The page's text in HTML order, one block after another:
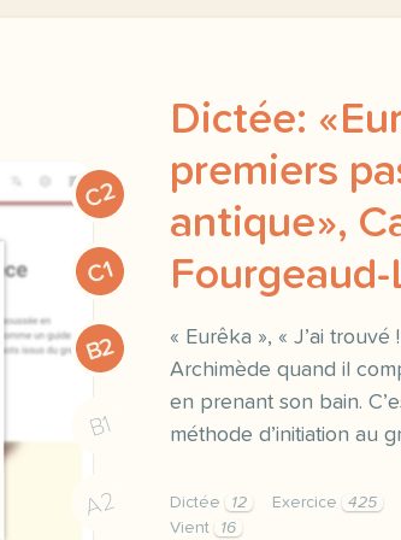
C2
C1
B2
B1
A2
Dictée:
premiers
antique»,
« Eurêka », « J’ai trouvé
Archimède quand il
en prenant son bain.
méthode d’initiation au
Dictée 12 Exercice
425
Vient
16